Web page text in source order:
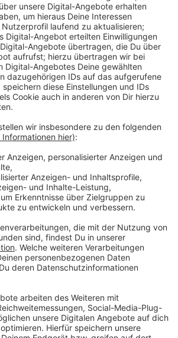
Haus Auensee
Columbiahalle
Kesselhaus
WANGEN, LKA Longhorn
Löwensaal
THE SISTERS OF MERCY sichern >
Punk Rock
The Spirit of 76: Die besten
The Spirit of 76
Gerade läuft:Brick- Fake